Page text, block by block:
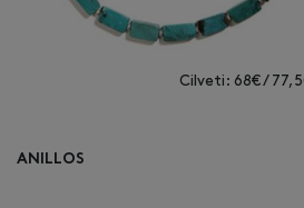
Cilveti: 68€ /
ANILLOS